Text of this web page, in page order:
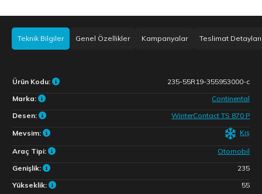
Teknik Bilgiler Genel Özellikler Kampanyalar Teslimat Detayları
Ürün Kodu:
235-55R19-355953000-c
Marka:
Continental
Desen:
WinterContact TS 870 P
Mevsim: Kış
Araç Tipi:
Otomobil
Genişlik:
235
Yükseklik:
55